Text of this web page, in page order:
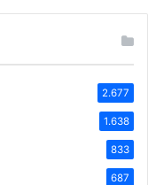
2.677
1.638
833
687